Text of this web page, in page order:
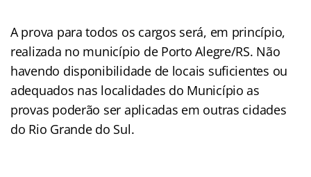
A prova para todos os cargos será, em princípio,
realizada no município de Porto Alegre/RS. Não
havendo disponibilidade de locais suficientes ou
adequados nas localidades do Município as
provas poderão ser aplicadas em outras cidades
do Rio Grande do Sul.